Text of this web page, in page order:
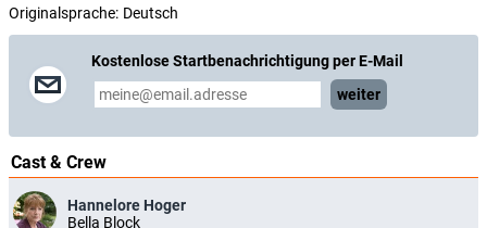
Originalsprache: Deutsch
Kostenlose Startbenachrichtigung per E-Mail
weiter
Cast & Crew
Hannelore Hoger
Bella Block